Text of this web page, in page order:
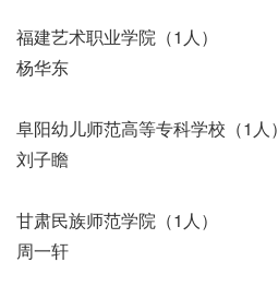
福建艺术职业学院（1人）
杨华东
阜阳幼儿师范高等专科学校（1人）
刘子瞻
甘肃民族师范学院（1人）
周一轩